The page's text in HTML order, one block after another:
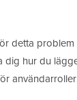
detta
dig hur du